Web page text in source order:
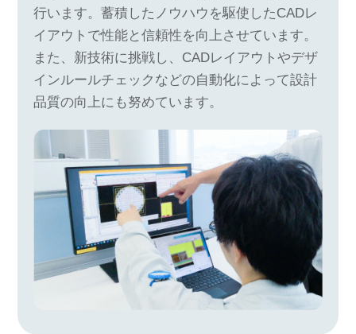
行います。蓄積したノウハウを駆使したCADレ
イアウトで性能と信頼性を向上させています。
また、新技術に挑戦し、CADレイアウトやデザ
インルールチェックなどの自動化によって設計
品質の向上にも努めています。